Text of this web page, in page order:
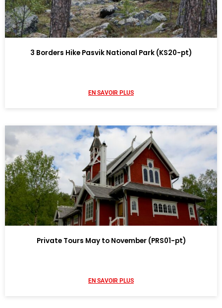
3 Borders Hike Pasvik National Park (KS20-pt)
EN SAVOIR PLUS
Private Tours May to November (PRS01-pt)
EN SAVOIR PLUS